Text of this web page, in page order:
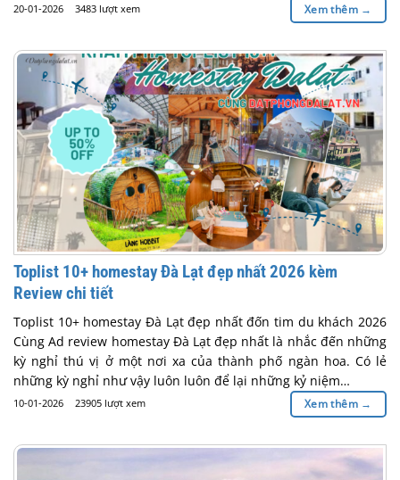
20-01-2026 3483 lượt xem Xem thêm →
Toplist 10+ homestay Đà Lạt đẹp nhất 2026 kèm
Review chi tiết
Toplist 10+ homestay Đà Lạt đẹp nhất đốn tim du khách 2026
Cùng Ad review homestay Đà Lạt đẹp nhất là nhắc đến những
kỳ nghỉ thú vị ở một nơi xa của thành phố ngàn hoa. Có lẻ
những kỳ nghỉ như vậy luôn luôn để lại những kỷ niệm…
10-01-2026 23905 lượt xem Xem thêm →